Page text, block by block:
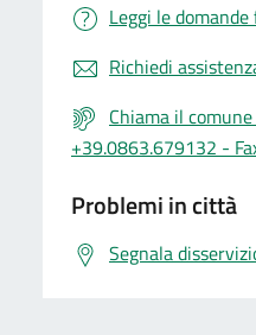
Leggi le
Richiedi
Chiama il
+39.0863.679132 -
Problemi in città
Segnala